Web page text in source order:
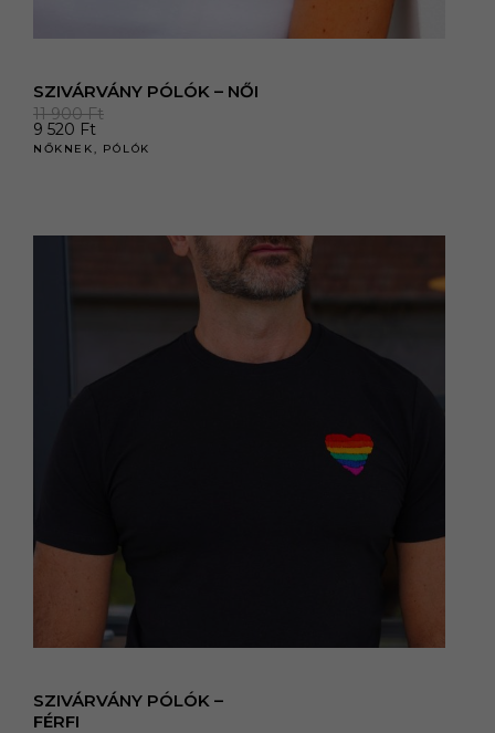
SZIVÁRVÁNY PÓLÓK – NŐI
11 900Ft
9 520 Ft
NŐKNEK, PÓLÓK
SZIVÁRVÁNY PÓLÓK –
FÉRFI